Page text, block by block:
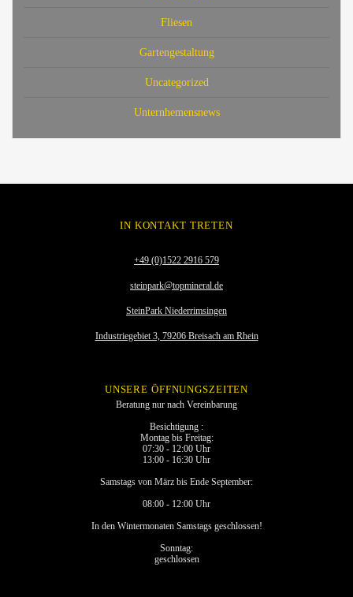
Fliesen
Gartengestaltung
Uncategorized
Unternhemensnews
IN KONTAKT TRETEN
+49 (0)1522 2916 579
steinpark@topmineral.de
SteinPark Niederrimsingen
Industriegebiet 3, 79206 Breisach am Rhein
UNSERE ÖFFNUNGSZEITEN
Beratung nur nach Vereinbarung
Besichtigung :
Montag bis Freitag:
07:30 - 12:00 Uhr
13:00 - 16:30 Uhr
Samstags von März bis Ende September:
08:00 - 12:00 Uhr
In den Wintermonaten Samstags geschlossen!
Sonntag:
geschlossen